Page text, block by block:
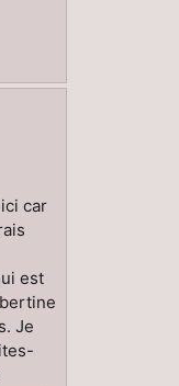
car
est
Je